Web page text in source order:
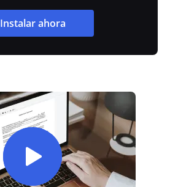
Instalar ahora